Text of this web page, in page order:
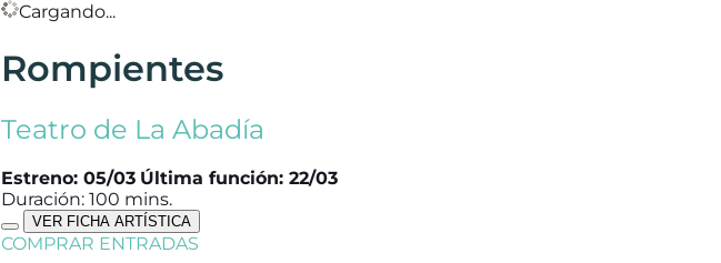
Cargando...
Rompientes
Teatro de La Abadía
Estreno: 05/03 Última función: 22/03
Duración: 100 mins.
VER FICHA ARTÍSTICA
COMPRAR ENTRADAS